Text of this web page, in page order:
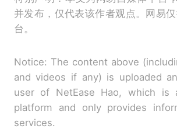
并发布，仅代表该作者观点。网易
台。
Notice: The content above
and videos if any) is uploaded
user of NetEase Hao, which is
platform and only provides
services.